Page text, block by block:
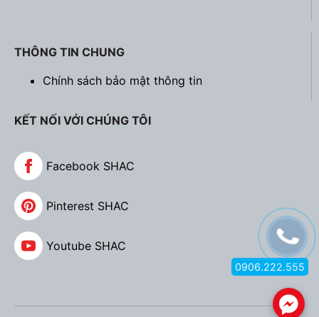
THÔNG TIN CHUNG
Chính sách bảo mật thông tin
KẾT NỐI VỚI CHÚNG TÔI
Facebook SHAC
Pinterest SHAC
Youtube SHAC
.
0906.222.555